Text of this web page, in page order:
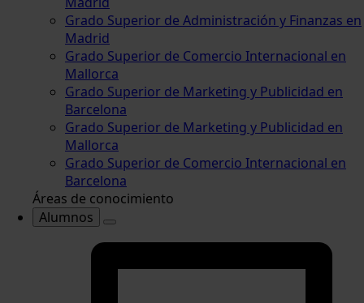
Grado Superior de Administración y Finanzas en
Madrid
Grado Superior de Comercio Internacional en
Mallorca
Grado Superior de Marketing y Publicidad en
Barcelona
Grado Superior de Marketing y Publicidad en
Mallorca
Grado Superior de Comercio Internacional en
Barcelona
Áreas de conocimiento
Alumnos